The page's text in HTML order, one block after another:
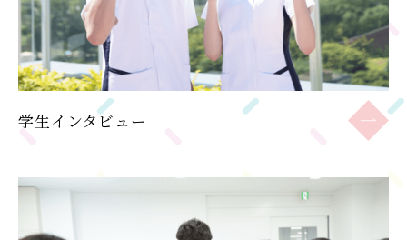
学生インタビュー